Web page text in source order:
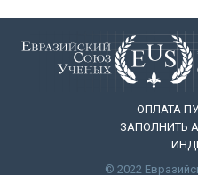
ОПЛАТА
ЗАПОЛНИТЬ
© 2022